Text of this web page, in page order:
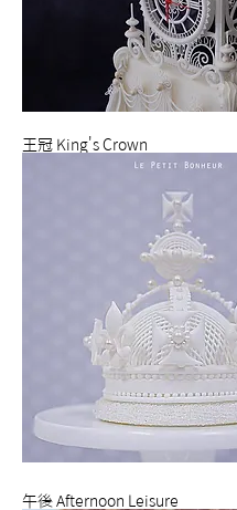
王冠 King's Crown
午後 Afternoon Leisure